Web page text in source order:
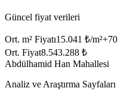
Güncel fiyat verileri
Ort. m² Fiyatı15.041 ₺/m²+
Ort. Fiyat8.543.288 ₺
Abdülhamid Han Mahallesi
Analiz ve Araştırma Sayfaları